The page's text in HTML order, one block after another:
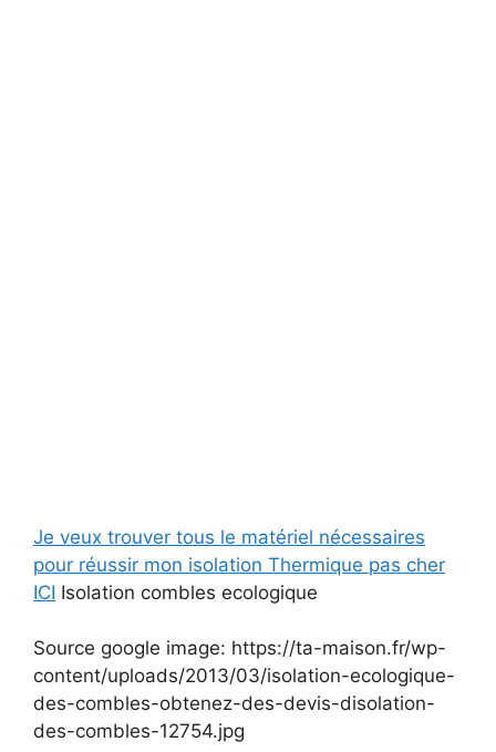
Je veux trouver tous le matériel nécessaires
pour réussir mon isolation Thermique pas cher
ICI Isolation combles ecologique
Source google image: https://ta-maison.fr/wp-
content/uploads/2013/03/isolation-ecologique-
des-combles-obtenez-des-devis-disolation-
des-combles-12754.jpg